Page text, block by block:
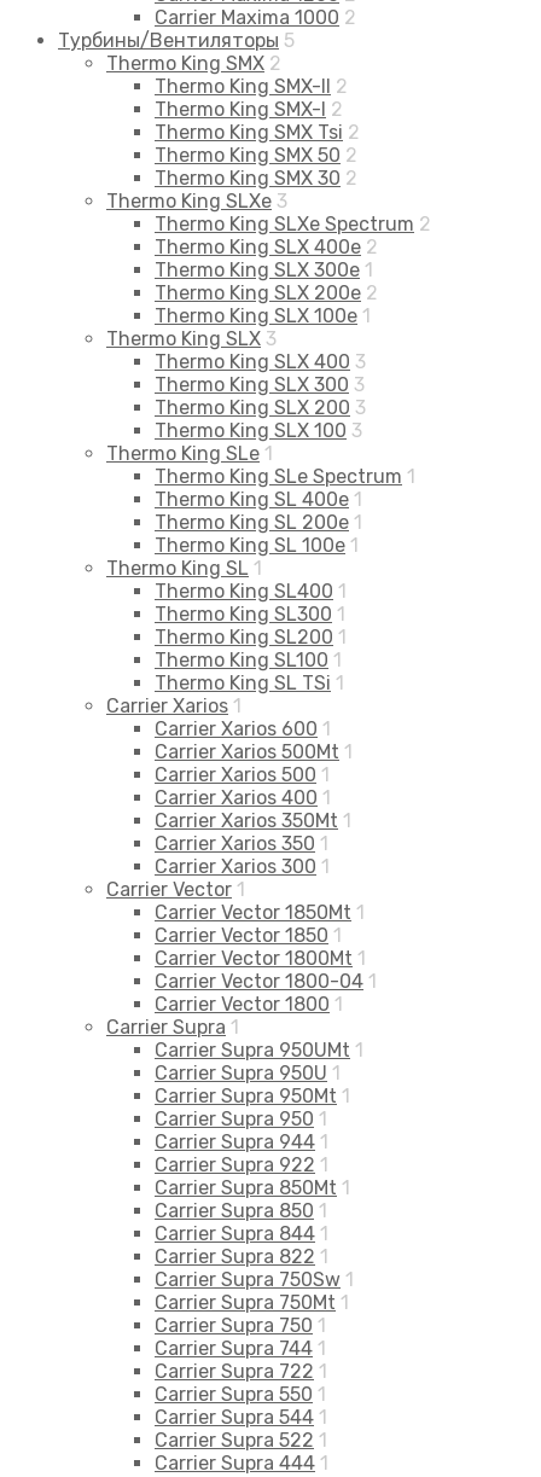
Carrier Maxima 1000 2
Турбины/Вентиляторы 5
Thermo King SMX 2
Thermo King SMX-II 2
Thermo King SMX-I 2
Thermo King SMX Tsi 2
Thermo King SMX 50 2
Thermo King SMX 30 2
Thermo King SLXe 3
Thermo King SLXe Spectrum 2
Thermo King SLX 400e 2
Thermo King SLX 300e 1
Thermo King SLX 200e 2
Thermo King SLX 100e 1
Thermo King SLX 3
Thermo King SLX 400 3
Thermo King SLX 300 3
Thermo King SLX 200 3
Thermo King SLX 100 3
Thermo King SLe 1
Thermo King SLe Spectrum 1
Thermo King SL 400e 1
Thermo King SL 200e 1
Thermo King SL 100e 1
Thermo King SL 1
Thermo King SL400 1
Thermo King SL300 1
Thermo King SL200 1
Thermo King SL100 1
Thermo King SL TSi 1
Carrier Xarios 1
Carrier Xarios 600 1
Carrier Xarios 500Mt 1
Carrier Xarios 500 1
Carrier Xarios 400 1
Carrier Xarios 350Mt 1
Carrier Xarios 350 1
Carrier Xarios 300 1
Carrier Vector 1
Carrier Vector 1850Mt 1
Carrier Vector 1850 1
Carrier Vector 1800Mt 1
Carrier Vector 1800-04 1
Carrier Vector 1800 1
Carrier Supra 1
Carrier Supra 950UMt 1
Carrier Supra 950U 1
Carrier Supra 950Mt 1
Carrier Supra 950 1
Carrier Supra 944 1
Carrier Supra 922 1
Carrier Supra 850Mt 1
Carrier Supra 850 1
Carrier Supra 844 1
Carrier Supra 822 1
Carrier Supra 750Sw 1
Carrier Supra 750Mt 1
Carrier Supra 750 1
Carrier Supra 744 1
Carrier Supra 722 1
Carrier Supra 550 1
Carrier Supra 544 1
Carrier Supra 522 1
Carrier Supra 444 1